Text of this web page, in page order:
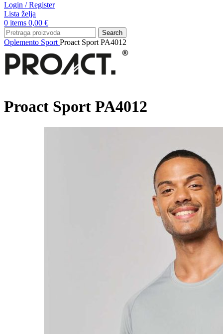
Login / Register
Lista želja
0 items 0,00 €
Search
Oplemento Sport Proact Sport PA4012
Proact Sport PA4012